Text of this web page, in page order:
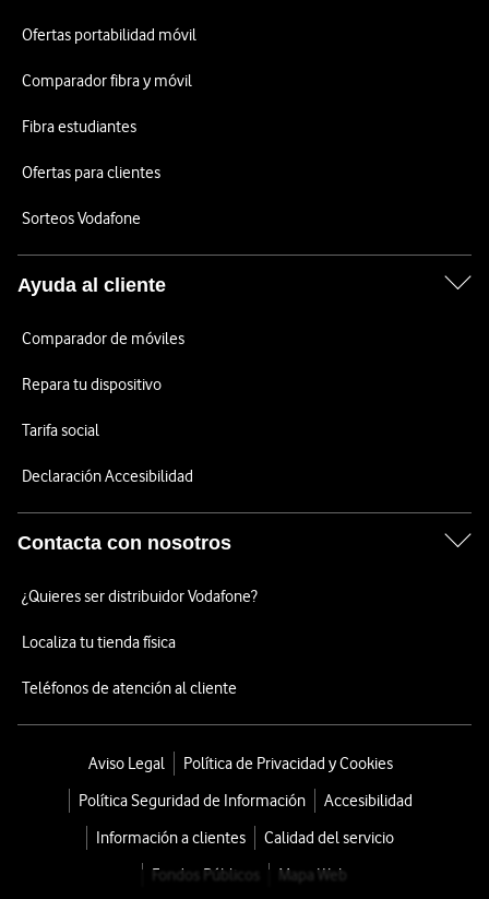
Ofertas portabilidad móvil
Comparador fibra y móvil
Fibra estudiantes
Ofertas para clientes
Sorteos Vodafone
Ayuda al cliente
Comparador de móviles
Repara tu dispositivo
Tarifa social
Declaración Accesibilidad
Contacta con nosotros
¿Quieres ser distribuidor Vodafone?
Localiza tu tienda física
Teléfonos de atención al cliente
Aviso Legal
Política de Privacidad y Cookies
Política Seguridad de Información
Accesibilidad
Información a clientes
Calidad del servicio
Fondos Públicos
Mapa Web